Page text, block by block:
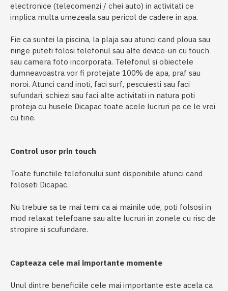
electronice (telecomenzi / chei auto) in activitati ce
implica multa umezeala sau pericol de cadere in apa.
Fie ca suntei la piscina, la plaja sau atunci cand ploua sau
ninge puteti folosi telefonul sau alte device-uri cu touch
sau camera foto incorporata. Telefonul si obiectele
dumneavoastra vor fi protejate 100% de apa, praf sau
noroi. Atunci cand inoti, faci surf, pescuiesti sau faci
sufundari, schiezi sau faci alte activitati in natura poti
proteja cu husele Dicapac toate acele lucruri pe ce le vrei
cu tine.
Control usor prin touch
Toate functiile telefonului sunt disponibile atunci cand
foloseti Dicapac.
Nu trebuie sa te mai temi ca ai mainile ude, poti folsosi in
mod relaxat telefoane sau alte lucruri in zonele cu risc de
stropire si scufundare.
Capteaza cele mai importante momente
Unul dintre beneficiile cele mai importante este acela ca